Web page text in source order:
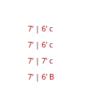
7'| 6' c
7'| 6' c
7'| 7' c
7'| 6' B